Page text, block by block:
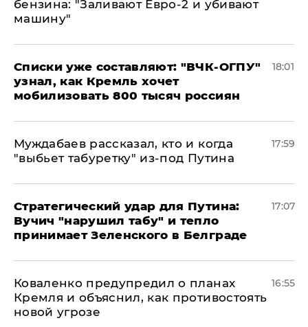
бензина: "Заливают Евро-2 и убивают
машину"
Списки уже составляют: "ВЧК-ОГПУ"
узнал, как Кремль хочет
мобилизовать 800 тысяч россиян
18:01
Муждабаев рассказал, кто и когда
"выбьет табуретку" из-под Путина
17:59
Стратегический удар для Путина:
Вучич "нарушил табу" и тепло
принимает Зеленского в Белграде
17:07
Коваленко предупредил о планах
Кремля и объяснил, как противостоять
новой угрозе
16:55